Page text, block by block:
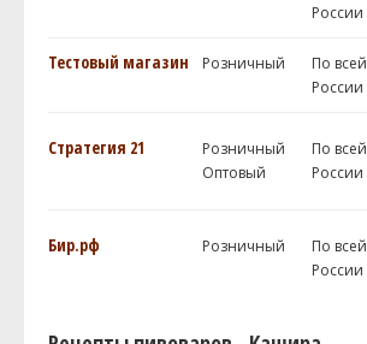
России
Тестовый магазин Розничный
По всей
России
Стратегия 21
Розничный
Оптовый
По всей
России
Бир.рф Розничный
По всей
России